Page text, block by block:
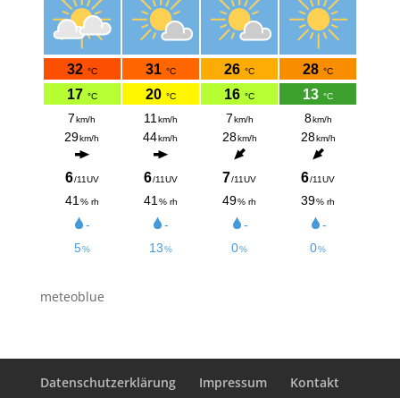
meteoblue
Datenschutzerklärung Impressum Kontakt